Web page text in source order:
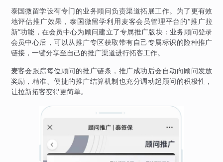
泰国微留学设有专门的业务顾问负责渠道拓展工作。为了更有效
地评估推广效果，泰国微留学利用麦客会员管理平台的“推广拉
新”功能，在会员中心为顾问建立了专属推广版块：业务顾问登录
会员中心后，可以从推广专区获取带有自己专属标识的险种推广
链接，一键分享至自己的推广渠道进行拓客工作。
麦客会跟踪每位顾问的推广链条，推广成功后会自动向顾问发放
奖励，精准、便捷的推广结算机制也充分调动起顾问的积极性，
让拉新拓客变得更简单。